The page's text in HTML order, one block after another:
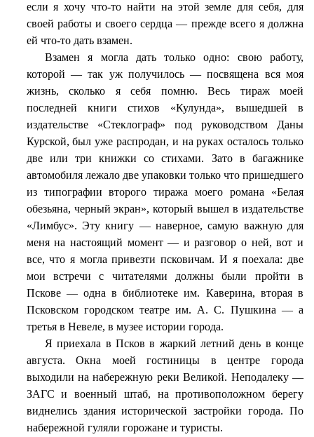
если я хочу что-то найти на этой земле для себя, для
своей работы и своего сердца — прежде всего я должна
ей что-то дать взамен.
Взамен я могла дать только одно: свою работу,
которой — так уж получилось — посвящена вся моя
жизнь, сколько я себя помню. Весь тираж моей
последней книги стихов «Кулунда», вышедшей в
издательстве «Стеклограф» под руководством Даны
Курской, был уже распродан, и на руках осталось только
две или три книжки со стихами. Зато в багажнике
автомобиля лежало две упаковки только что пришедшего
из типографии второго тиража моего романа «Белая
обезьяна, черный экран», который вышел в издательстве
«Лимбус». Эту книгу — наверное, самую важную для
меня на настоящий момент — и разговор о ней, вот и
все, что я могла привезти псковичам. И я поехала: две
мои встречи с читателями должны были пройти в
Пскове — одна в библиотеке им. Каверина, вторая в
Псковском городском театре им. А. С. Пушкина — а
третья в Невеле, в музее истории города.
Я приехала в Псков в жаркий летний день в конце
августа. Окна моей гостиницы в центре города
выходили на набережную реки Великой. Неподалеку —
ЗАГС и военный штаб, на противоположном берегу
виднелись здания исторической застройки города. По
набережной гуляли горожане и туристы.